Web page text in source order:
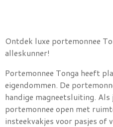
Ontdek luxe portemonnee
alleskunner!
Portemonnee Tonga heeft
eigendommen. De
handige magneetsluiting.
portemonnee open met
insteekvakjes voor pasjes of